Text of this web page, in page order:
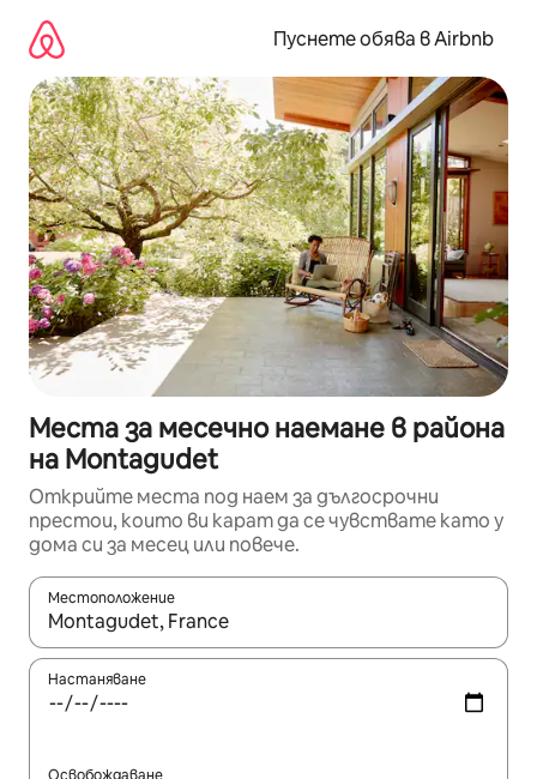
съдържанието
Пуснете обява в Airbnb
Места за месечно наемане в района
на Montagudet
Открийте места под наем за дългосрочни
престои, които ви карат да се чувствате като у
дома си за месец или повече.
Местоположение
Когато резултатите се покажат, използвайте
Настаняване
Освобождаване